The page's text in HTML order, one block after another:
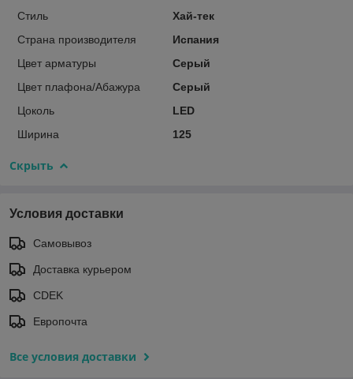
Стиль
Хай-тек
Страна производителя
Испания
Цвет арматуры
Серый
Цвет плафона/Абажура
Серый
Цоколь
LED
Ширина
125
Скрыть
Условия доставки
Самовывоз
Доставка курьером
CDEK
Европочта
Все условия доставки